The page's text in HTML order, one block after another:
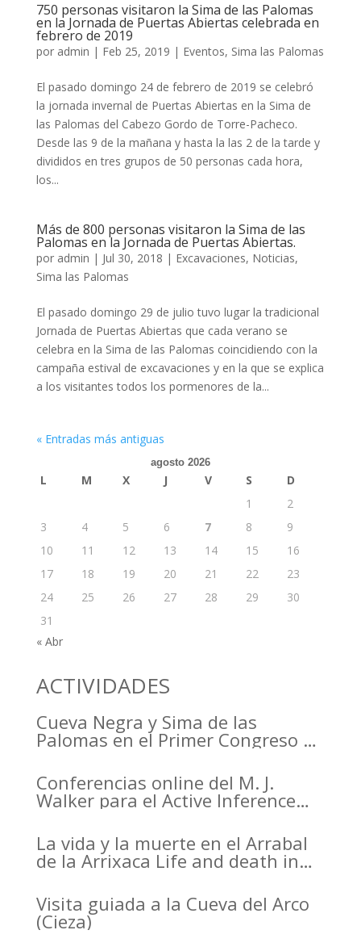
750 personas visitaron la Sima de las Palomas
en la Jornada de Puertas Abiertas celebrada en
febrero de 2019
por admin | Feb 25, 2019 | Eventos, Sima las Palomas
El pasado domingo 24 de febrero de 2019 se celebró
la jornada invernal de Puertas Abiertas en la Sima de
las Palomas del Cabezo Gordo de Torre-Pacheco.
Desde las 9 de la mañana y hasta la las 2 de la tarde y
divididos en tres grupos de 50 personas cada hora,
los...
Más de 800 personas visitaron la Sima de las
Palomas en la Jornada de Puertas Abiertas.
por admin | Jul 30, 2018 | Excavaciones, Noticias,
Sima las Palomas
El pasado domingo 29 de julio tuvo lugar la tradicional
Jornada de Puertas Abiertas que cada verano se
celebra en la Sima de las Palomas coincidiendo con la
campaña estival de excavaciones y en la que se explica
a los visitantes todos los pormenores de la...
« Entradas más antiguas
agosto 2026
L M X J V S
D
1
2
3
4 5 6 7 8
9
10
11 12 13 14 15
16
17
18 19 20 21 22
23
24
25 26 27 28 29
30
31
« Abr
ACTIVIDADES
Cueva Negra y Sima de las
Palomas en el Primer Congreso de
Murcia organizado por el CDL
Conferencias online del M. J.
Walker para el Active Inference
La vida y la muerte en el Arrabal
de la Arrixaca Life and death in
Visita guiada a la Cueva del Arco
(Cieza)